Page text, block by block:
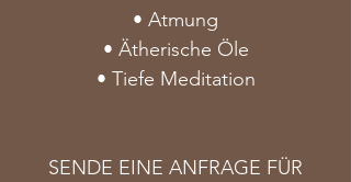
• Atmung
• Ätherische Öle
• Tiefe Meditation
SENDE EINE ANFRAGE FÜR